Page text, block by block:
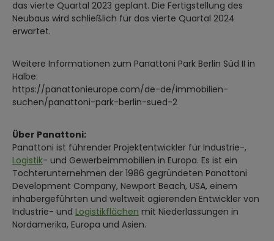
das vierte Quartal 2023 geplant. Die Fertigstellung des
Neubaus wird schließlich für das vierte Quartal 2024
erwartet.
Weitere Informationen zum Panattoni Park Berlin Süd II in
Halbe:
https://panattonieurope.com/de-de/immobilien-
suchen/panattoni-park-berlin-sued-2
Über Panattoni:
Panattoni ist führender Projektentwickler für Industrie-,
Logistik- und Gewerbeimmobilien in Europa. Es ist ein
Tochterunternehmen der 1986 gegründeten Panattoni
Development Company, Newport Beach, USA, einem
inhabergeführten und weltweit agierenden Entwickler von
Industrie- und Logistikflächen mit Niederlassungen in
Nordamerika, Europa und Asien.